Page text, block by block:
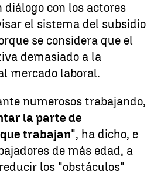
con los actores
el sistema del subsidio
se considera que el
demasiado a la
mercado laboral.
numerosos trabajando,
la parte de
trabajan", ha dicho, e
de más edad, a
los "obstáculos"